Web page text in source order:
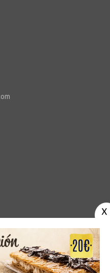
de Cookies-Área privada